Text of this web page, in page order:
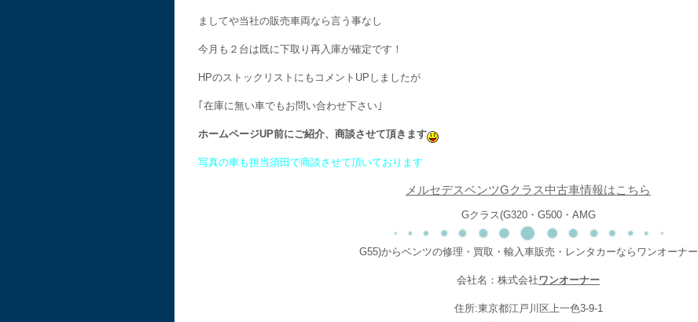
ましてや当社の販売車両なら言う事なし
今月も２台は既に下取り再入庫が確定です！
HPのストックリストにもコメントUPしましたが
｢在庫に無い車でもお問い合わせ下さい｣
ホームページUP前にご紹介、商談させて頂きます
写真の車も担当須田で商談させて頂いております
メルセデスベンツGクラス中古車情報はこちら
Gクラス(G320・G500・AMG
G55)からベンツの修理・買取・輸入車販売・レンタカーならワンオーナー
会社名：株式会社ワンオーナー
住所:東京都江戸川区上一色3-9-1